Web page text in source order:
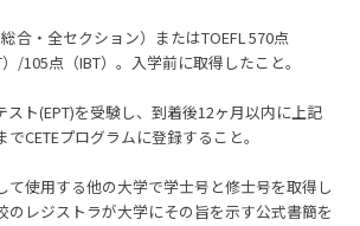
合・全セクション）またはTOEFL 570点
）/105点（IBT）。入学前に取得したこと。
スト(EPT)を受験し、到着後12ヶ月以内に上記
CETEプログラムに登録すること。
て使用する他の大学で学士号と修士号を取得し
のレジストラが大学にその旨を示す公式書簡を